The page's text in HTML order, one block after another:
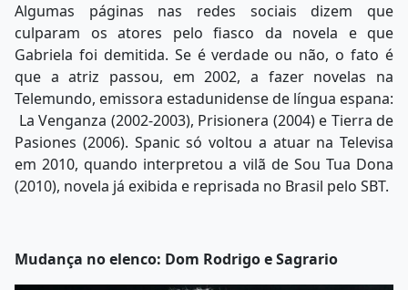
Algumas páginas nas redes sociais dizem que
culparam os atores pelo fiasco da novela e que
Gabriela foi demitida. Se é verdade ou não, o fato é
que a atriz passou, em 2002, a fazer novelas na
Telemundo, emissora estadunidense de língua espana:
La Venganza (2002-2003), Prisionera (2004) e Tierra de
Pasiones (2006). Spanic só voltou a atuar na Televisa
em 2010, quando interpretou a vilã de Sou Tua Dona
(2010), novela já exibida e reprisada no Brasil pelo SBT.
Mudança no elenco: Dom Rodrigo e Sagrario